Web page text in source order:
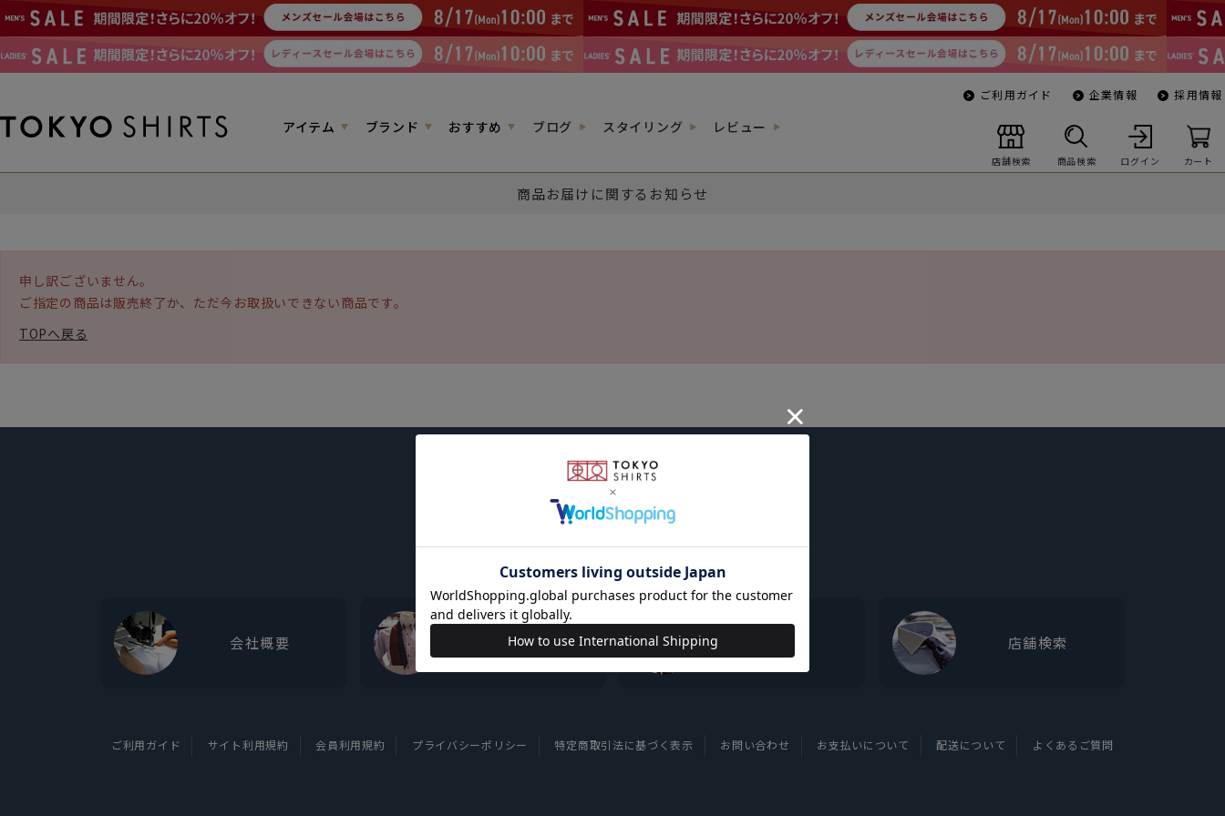
アイテム ブランド おすすめ ブログ スタイリング レビュー
ご利用ガイド 企業情報 採用情報
店舗検索 商品検索 ログイン カート
商品お届けに関するお知らせ
申し訳ございません。
ご指定の商品は販売終了か、ただ今お取扱いできない商品です。
TOPへ戻る
会社概要 東京シャツについて 店舗検索
ご利用ガイド サイト利用規約 会員利用規約 プライバシーポリシー 特定商取引法に基づく表示 お問い合わせ お支払いについて 配送について よくあるご質問